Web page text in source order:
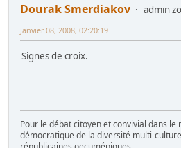
Dourak Smerdiakov
admin
Janvier 08, 2008, 02:20:19
Signes de croix.
Pour le débat citoyen et convivial dans
démocratique de la diversité multi-